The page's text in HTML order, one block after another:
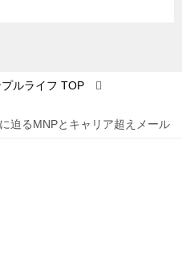
ルライフ TOP
迫るMNPとキャリア超えメール